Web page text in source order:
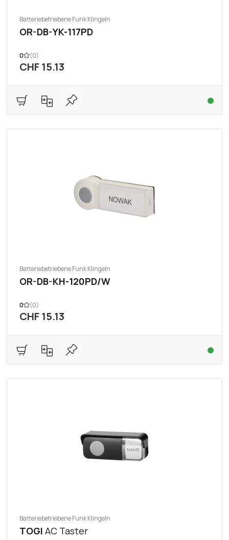
Batteriebetriebene Funk Klingeln
OR-DB-YK-117PD
0 (0)
CHF 15.13
Batteriebetriebene Funk Klingeln
OR-DB-KH-120PD/W
0 (0)
CHF 15.13
Batteriebetriebene Funk Klingeln
TOGI AC Taster